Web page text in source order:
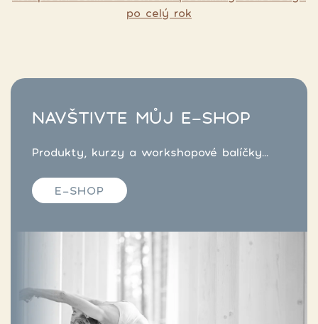
po celý rok
NAVŠTIVTE MŮJ E-SHOP
Produkty, kurzy a workshopové balíčky...
E-SHOP